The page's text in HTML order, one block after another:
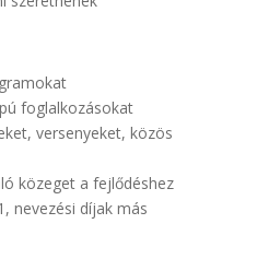
foglalkozásokat
versenyeket, közös
közeget a fejlődéshez
nevezési díjak más